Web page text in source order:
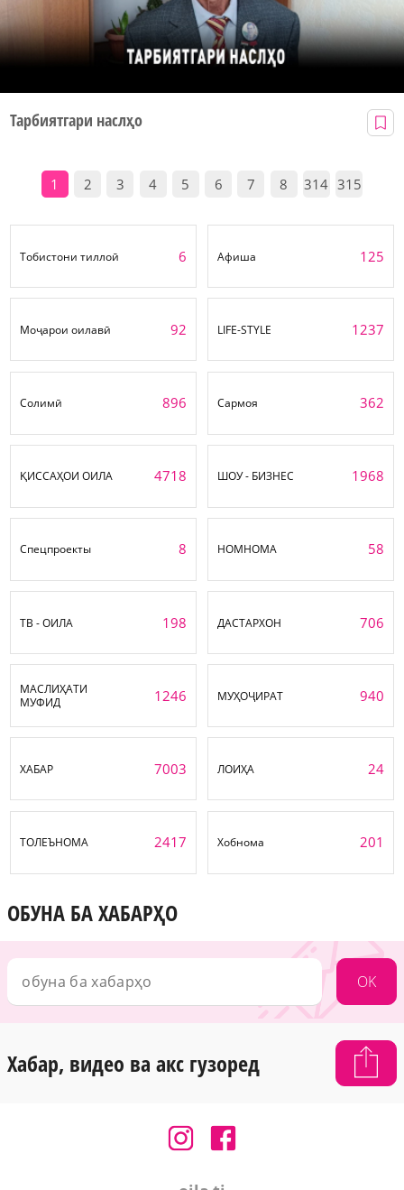
Тарбиятгари наслҳо
1 2 3 4 5 6 7 8 314 315
Тобистони тиллоӣ 6 Афиша 125
Моҷарои оилавӣ 92 LIFE-STYLE 1237
Солимӣ 896 Сармоя 362
ҚИССАҲОИ ОИЛА 4718 ШОУ - БИЗНЕС 1968
Спецпроекты 8 НОМНОМА 58
ТВ - ОИЛА 198 ДАСТАРХОН 706
МАСЛИҲАТИ
МУФИД
1246 МУҲОҶИРАТ 940
ХАБАР 7003 ЛОИҲА 24
ТОЛЕЪНОМА 2417 Хобнома 201
ОБУНА БА ХАБАРҲО
OK
Хабар, видео ва акс гузоред